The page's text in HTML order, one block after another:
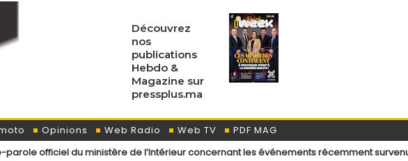
Découvrez
nos
publications
Hebdo &
Magazine sur
pressplus.ma
Opinions Web Radio Web TV
PDF MAG
de l’Intérieur concernant les événements récemment survenus aux points